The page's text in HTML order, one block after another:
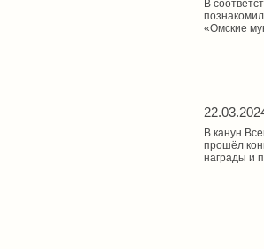
В
«Омские
В канун
прошёл
награды и